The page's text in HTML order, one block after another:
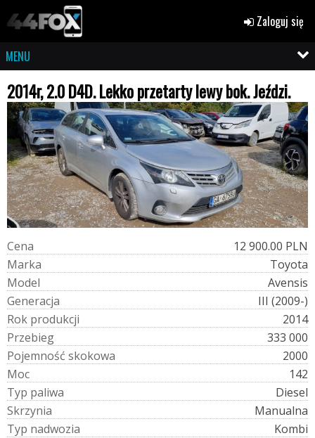
Zaloguj się
MENU
2014r, 2.0 D4D. Lekko przetarty lewy bok. Jeździ.
Cena
12 900.00 PLN
Marka
Toyota
Model
Avensis
Generacja
III (2009-)
Rok produkcji
2014
Przebieg
333 000
Pojemność skokowa
2000
Moc
142
Typ paliwa
Diesel
Skrzynia
Manualna
Typ nadwozia
Kombi